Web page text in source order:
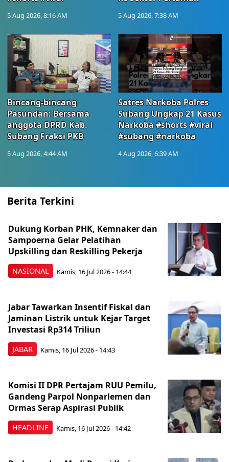
5 Aug 2026, 8:16 AM 5 Aug 2026, 7:38 AM
Bincang-bincang
Pasundan: Bersama
anggota DPRD Kab.
Subang Fraksi PKB
5 Aug 2026, 4:44 AM
Satres Narkoba Polres
Subang Ungkap 21 Kasus
Narkoba #shorts #viral
#subang #narkoba
4 Aug 2026, 6:39 AM
Berita Terkini
NASIONAL
Dukung Korban PHK, Kemnaker dan
Sampoerna Gelar Pelatihan
Upskilling dan Reskilling Pekerja
Kamis, 16 Jul 2026 - 14:44
JABAR
Jabar Tawarkan Insentif Fiskal dan
Jaminan Listrik untuk Kejar Target
Investasi Rp314 Triliun
Kamis, 16 Jul 2026 - 14:43
HEADLINE
Komisi II DPR Pertajam RUU Pemilu,
Gandeng Parpol Nonparlemen dan
Ormas Serap Aspirasi Publik
Kamis, 16 Jul 2026 - 14:42